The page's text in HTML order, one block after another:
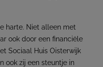
harte. Niet alleen met
ook door een financiële
Sociaal Huis Oisterwijk
ook zij een steuntje in